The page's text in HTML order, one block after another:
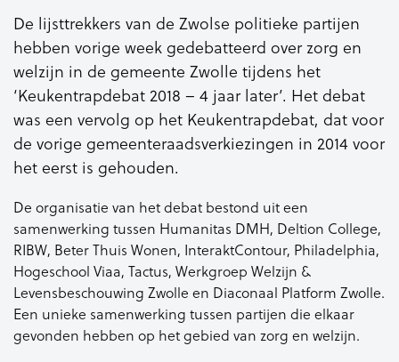
De lijsttrekkers van de Zwolse politieke partijen
hebben vorige week gedebatteerd over zorg en
welzijn in de gemeente Zwolle tijdens het
‘Keukentrapdebat 2018 – 4 jaar later’. Het debat
was een vervolg op het Keukentrapdebat, dat voor
de vorige gemeenteraadsverkiezingen in 2014 voor
het eerst is gehouden.
De organisatie van het debat bestond uit een
samenwerking tussen Humanitas DMH, Deltion College,
RIBW, Beter Thuis Wonen, InteraktContour, Philadelphia,
Hogeschool Viaa, Tactus, Werkgroep Welzijn &
Levensbeschouwing Zwolle en Diaconaal Platform Zwolle.
Een unieke samenwerking tussen partijen die elkaar
gevonden hebben op het gebied van zorg en welzijn.